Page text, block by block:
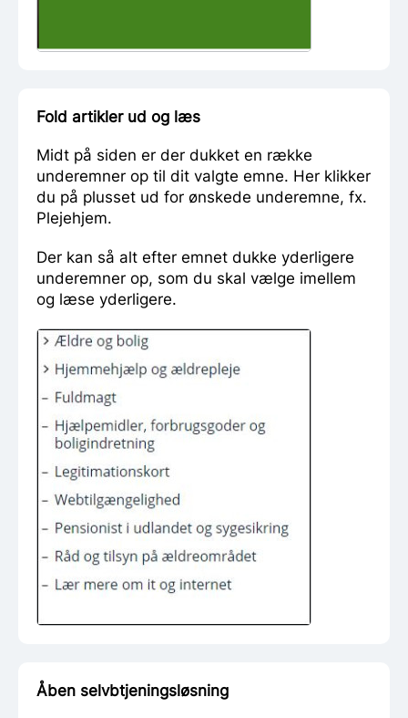
Fold artikler ud og læs
Midt på siden er der dukket en række
underemner op til dit valgte emne. Her klikker
du på plusset ud for ønskede underemne, fx.
Plejehjem.
Der kan så alt efter emnet dukke yderligere
underemner op, som du skal vælge imellem
og læse yderligere.
Åben selvbtjeningsløsning